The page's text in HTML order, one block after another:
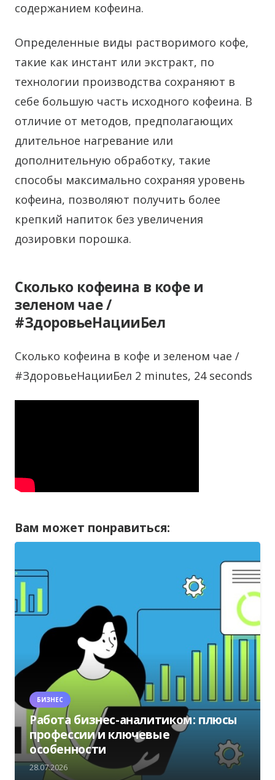
содержанием кофеина.
Определенные виды растворимого кофе,
такие как инстант или экстракт, по
технологии производства сохраняют в
себе большую часть исходного кофеина. В
отличие от методов, предполагающих
длительное нагревание или
дополнительную обработку, такие
способы максимально сохраняя уровень
кофеина, позволяют получить более
крепкий напиток без увеличения
дозировки порошка.
Сколько кофеина в кофе и
зеленом чае /
#ЗдоровьеНацииБел
Сколько кофеина в кофе и зеленом чае /
#ЗдоровьеНацииБел 2 minutes, 24 seconds
Вам может понравиться:
БИЗНЕС
Работа бизнес-аналитиком: плюсы
профессии и ключевые
особенности
28.07.2026